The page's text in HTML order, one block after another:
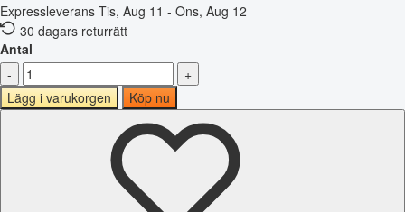
Expressleverans Tis, Aug 11 - Ons, Aug 12
30 dagars returrätt
Antal
-
+
Lägg i varukorgen
Köp nu